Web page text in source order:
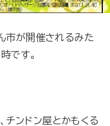
が開催されるみた
です。
チンドン屋とかもくる